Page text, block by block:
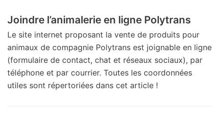
Joindre l’animalerie en ligne Polytrans
Le site internet proposant la vente de produits pour
animaux de compagnie Polytrans est joignable en ligne
(formulaire de contact, chat et réseaux sociaux), par
téléphone et par courrier. Toutes les coordonnées
utiles sont répertoriées dans cet article !